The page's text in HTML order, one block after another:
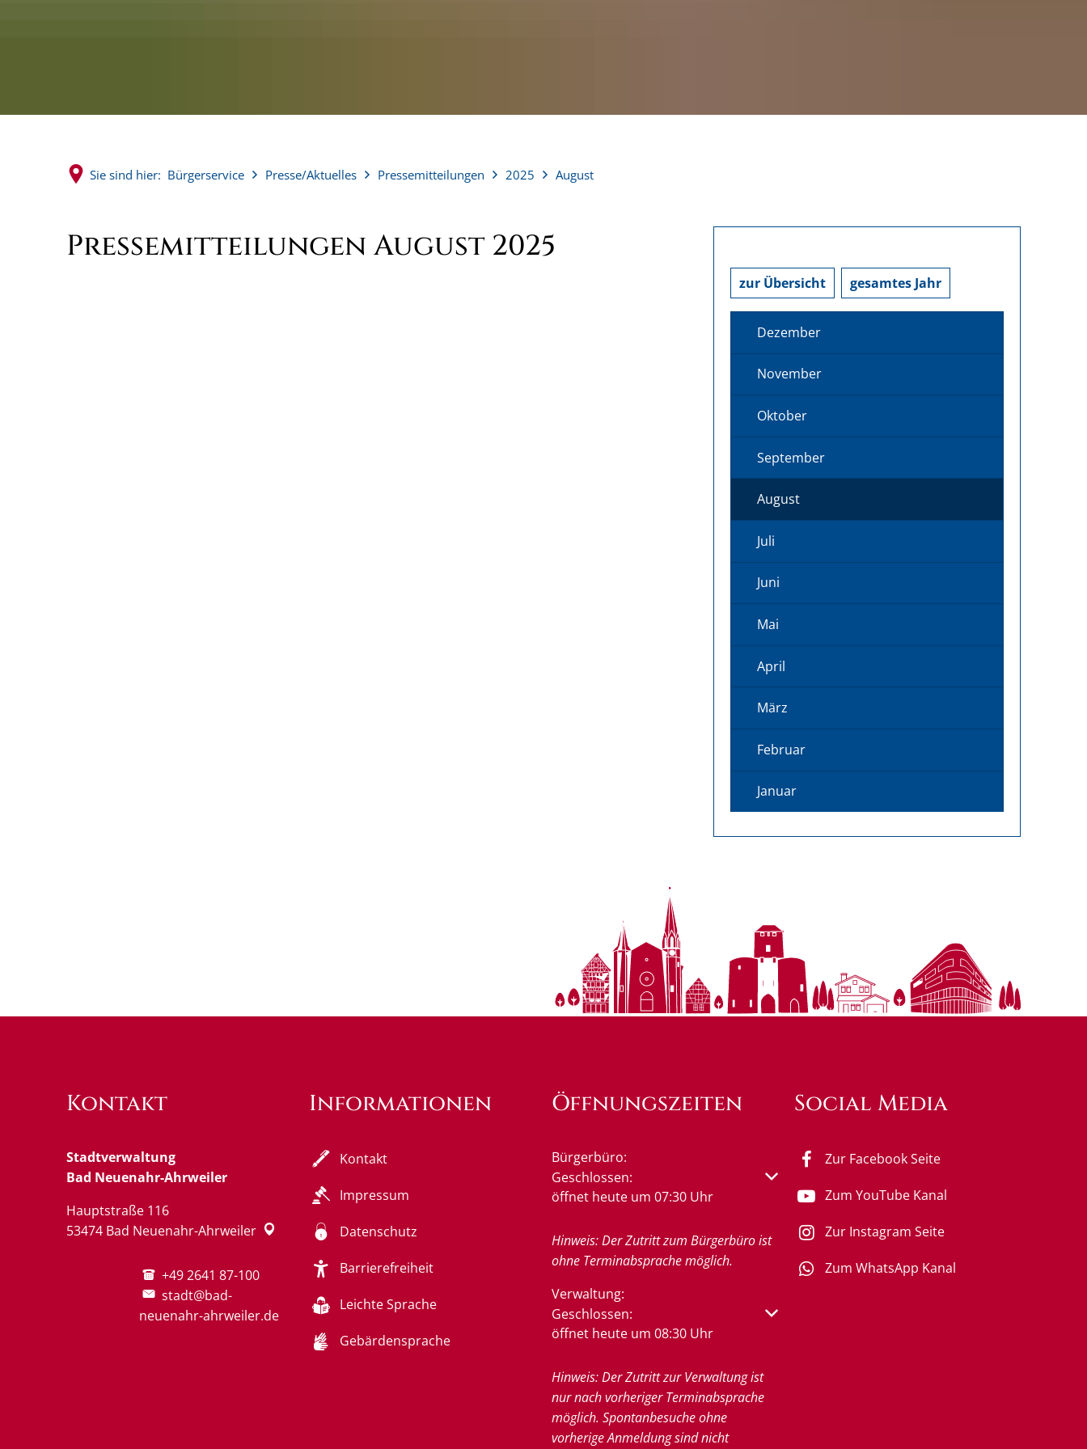
Sie sind hier: Bürgerservice Presse/Aktuelles Pressemitteilungen 2025 August
Pressemitteilungen August 2025
zur Übersicht gesamtes Jahr
Dezember
November
Oktober
September
August
Juli
Juni
Mai
April
März
Februar
Januar
Kontakt
Stadtverwaltung
Bad Neuenahr-Ahrweiler
Hauptstraße 116
53474 Bad Neuenahr-Ahrweiler
+49 2641 87-100
stadt@bad-
neuenahr-ahrweiler.de
Informationen
Kontakt
Impressum
Datenschutz
Barrierefreiheit
Leichte Sprache
Gebärdensprache
Öffnungszeiten
Bürgerbüro:
Klicken, um weitere Öffnungs- oder Schließzeiten auszublenden
Geschlossen:
öffnet heute um 07:30 Uhr
Hinweis: Der Zutritt zum Bürgerbüro ist
ohne Terminabsprache möglich.
Verwaltung:
Klicken, um weitere Öffnungs- oder Schließzeiten auszublenden
Geschlossen:
öffnet heute um 08:30 Uhr
Hinweis: Der Zutritt zur Verwaltung ist
nur nach vorheriger Terminabsprache
möglich. Spontanbesuche ohne
vorherige Anmeldung sind nicht
Social Media
Zur Facebook Seite
Zum YouTube Kanal
Zur Instagram Seite
Zum WhatsApp Kanal